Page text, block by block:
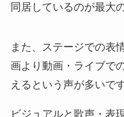
同居しているのが最大
また、ステージでの表
画より動画・ライブで
えるという声が多いです
ビジュアルと歌声・表